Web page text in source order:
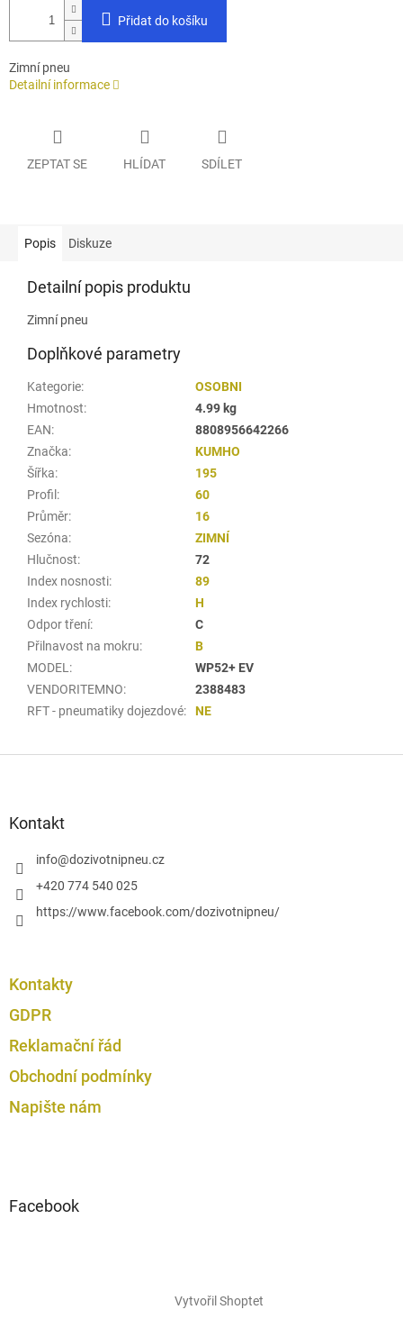
Přidat do košíku
Zimní pneu
Detailní informace
ZEPTAT SE HLÍDAT SDÍLET
Popis Diskuze
Detailní popis produktu
Zimní pneu
Doplňkové parametry
Kategorie:
OSOBNI
Hmotnost:
4.99 kg
EAN:
8808956642266
Značka:
KUMHO
Šířka:
195
Profil :
60
Průměr:
16
Sezóna:
ZIMNÍ
Hlučnost:
72
Index nosnosti:
89
Index rychlosti:
H
Odpor tření:
C
Přilnavost na mokru:
B
MODEL :
WP52+ EV
VENDORITEMNO:
2388483
RFT - pneumatiky dojezdové: NE
Kontakt
info@dozivotnipneu.cz
+420 774 540 025
https://www.facebook.com/dozivotnipneu/
Kontakty
GDPR
Reklamační řád
Obchodní podmínky
Napište nám
Facebook
Vytvořil Shoptet